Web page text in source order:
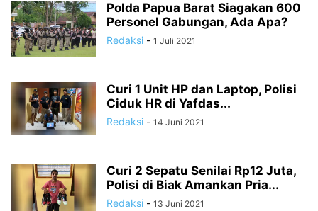
Polda Papua Barat Siagakan 600
Personel Gabungan, Ada Apa?
Redaksi - 1 Juli 2021
Curi 1 Unit HP dan Laptop, Polisi
Ciduk HR di Yafdas...
Redaksi - 14 Juni 2021
Curi 2 Sepatu Senilai Rp12 Juta,
Polisi di Biak Amankan Pria...
Redaksi - 13 Juni 2021